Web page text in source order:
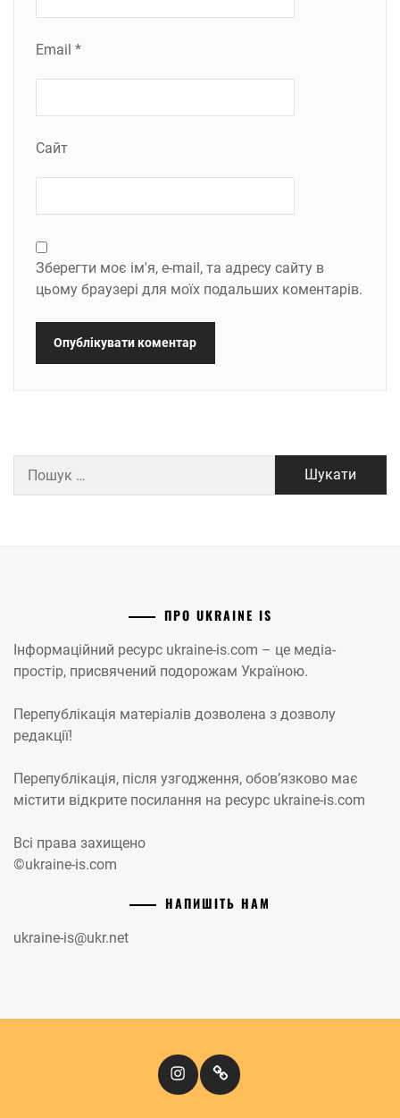
Email *
Сайт
Зберегти моє ім'я, e-mail, та адресу сайту в
цьому браузері для моїх подальших коментарів.
ПРО UKRAINE IS
Інформаційний ресурс ukraine-is.com – це медіа-
простір, присвячений подорожам Україною.
Перепублікація матеріалів дозволена з дозволу
редакції!
Перепублікація, після узгодження, обов’язково має
містити відкрите посилання на ресурс ukraine-is.com
Всі права захищено
©ukraine-is.com
НАПИШІТЬ НАМ
ukraine-is@ukr.net
InstagramКіномандри